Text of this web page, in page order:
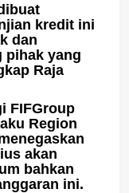
kredit ini
dan
pihak yang
Raja
FIFGroup
Region
akan
bahkan
ini.